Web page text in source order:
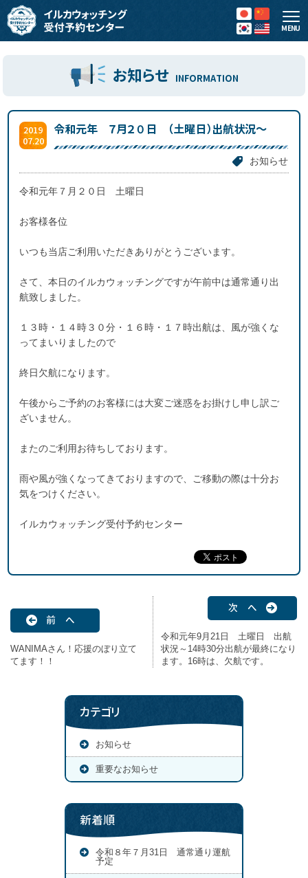
MENU
お知らせ INFORMATION
2019
07.20
令和元年 ７月２０日 （土曜日）出航状況～
お知らせ
令和元年７月２０日 土曜日
お客様各位
いつも当店ご利用いただきありがとうございます。
さて、本日のイルカウォッチングですが午前中は通常通り出
航致しました。
１３時・１４時３０分・１６時・１７時出航は、風が強くな
ってまいりましたので
終日欠航になります。
午後からご予約のお客様には大変ご迷惑をお掛けし申し訳ご
ざいません。
またのご利用お待ちしております。
雨や風が強くなってきておりますので、ご移動の際は十分お
気をつけください。
イルカウォッチング受付予約センター
前 へ
WANIMAさん！応援のぼり立て
てます！！
次 へ
令和元年9月21日 土曜日 出航
状況～14時30分出航が最終になり
ます。16時は、欠航です。
カテゴリ
お知らせ
重要なお知らせ
新着順
令和８年７月31日 通常通り運航
予定